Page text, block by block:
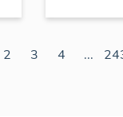
2 3 4 ...